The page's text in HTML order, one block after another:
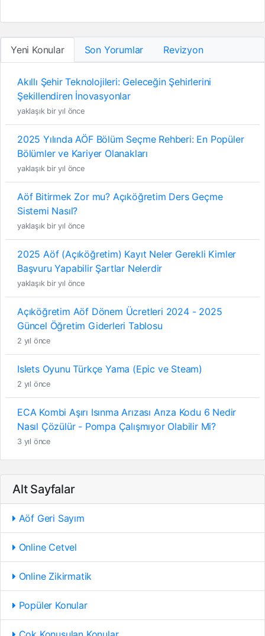
Yeni Konular Son Yorumlar Revizyon
Akıllı Şehir Teknolojileri: Geleceğin Şehirlerini
Şekillendiren İnovasyonlar
yaklaşık bir yıl önce
2025 Yılında AÖF Bölüm Seçme Rehberi: En Popüler
Bölümler ve Kariyer Olanakları
yaklaşık bir yıl önce
Aöf Bitirmek Zor mu? Açıköğretim Ders Geçme
Sistemi Nasıl?
yaklaşık bir yıl önce
2025 Aöf (Açıköğretim) Kayıt Neler Gerekli Kimler
Başvuru Yapabilir Şartlar Nelerdir
yaklaşık bir yıl önce
Açıköğretim Aöf Dönem Ücretleri 2024 - 2025
Güncel Öğretim Giderleri Tablosu
2 yıl önce
Islets Oyunu Türkçe Yama (Epic ve Steam)
2 yıl önce
ECA Kombi Aşırı Isınma Arızası Arıza Kodu 6 Nedir
Nasıl Çözülür - Pompa Çalışmıyor Olabilir Mi?
3 yıl önce
Alt Sayfalar
Aöf Geri Sayım
Online Cetvel
Online Zikirmatik
Popüler Konular